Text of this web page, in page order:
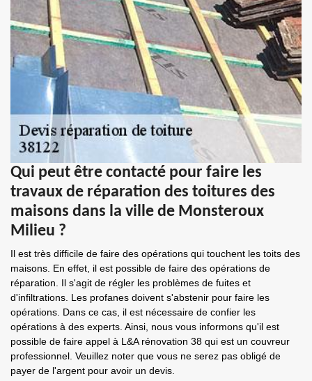
Qui peut être contacté pour faire les
travaux de réparation des toitures des
maisons dans la ville de Monsteroux
Milieu ?
Il est très difficile de faire des opérations qui touchent les toits des
maisons. En effet, il est possible de faire des opérations de
réparation. Il s'agit de régler les problèmes de fuites et
d'infiltrations. Les profanes doivent s'abstenir pour faire les
opérations. Dans ce cas, il est nécessaire de confier les
opérations à des experts. Ainsi, nous vous informons qu'il est
possible de faire appel à L&A rénovation 38 qui est un couvreur
professionnel. Veuillez noter que vous ne serez pas obligé de
payer de l'argent pour avoir un devis.